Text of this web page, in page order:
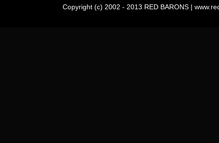
Copyright (c) 2002 - 2013 RED BARONS |